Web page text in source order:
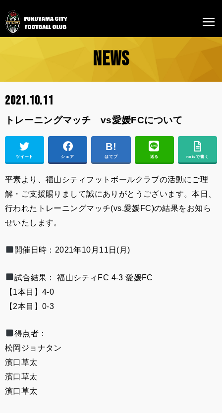
NEWS
2021.10.11
トレーニングマッチ vs愛媛FCについて
ツイート シェア はてブ 送る noteで書く
平素より、福山シティフットボールクラブの活動にご理
解・ご支援賜りまして誠にありがとうございます。本日、
行われたトレーニングマッチ(vs.愛媛FC)の結果をお知ら
せいたします。
開催日時：2021年10月11日(月)
試合結果： 福山シティFC 4-3 愛媛FC
【1本目】4-0
【2本目】0-3
得点者：
松岡ジョナタン
濱口草太
濱口草太
濱口草太